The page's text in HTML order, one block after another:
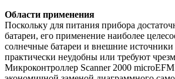
Области применения
Поскольку для питания прибора
батареи, его применение наиболее
солнечные батареи и внешние
практически неудобны или требуют
Микроконтроллер Scanner 2000